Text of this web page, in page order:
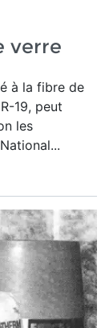
verre
à la fibre de
19, peut
les